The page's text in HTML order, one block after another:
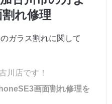
れ修理
ガラス割れに関して
川店です！
画面割れ修理を